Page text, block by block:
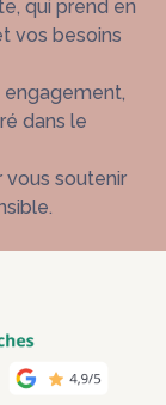
qui prend en
vos besoins
dans le
vous soutenir